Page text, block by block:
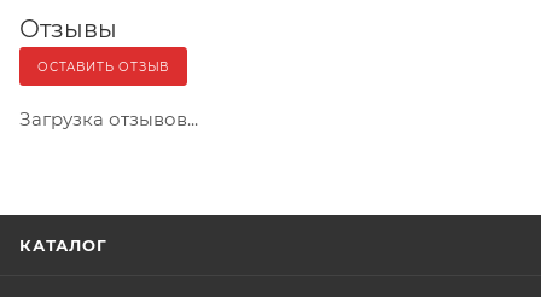
Отзывы
ОСТАВИТЬ ОТЗЫВ
Загрузка отзывов...
КАТАЛОГ